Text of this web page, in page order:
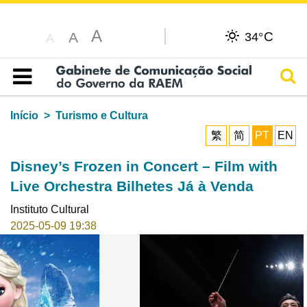
A A A 34°C
Índice
Início
Turismo e Cultura
繁
简 PT EN
Disney’s Frozen in Concert – Film with
Live Orchestra Bilhetes Já à Venda
Instituto Cultural
2025-05-09 19:38